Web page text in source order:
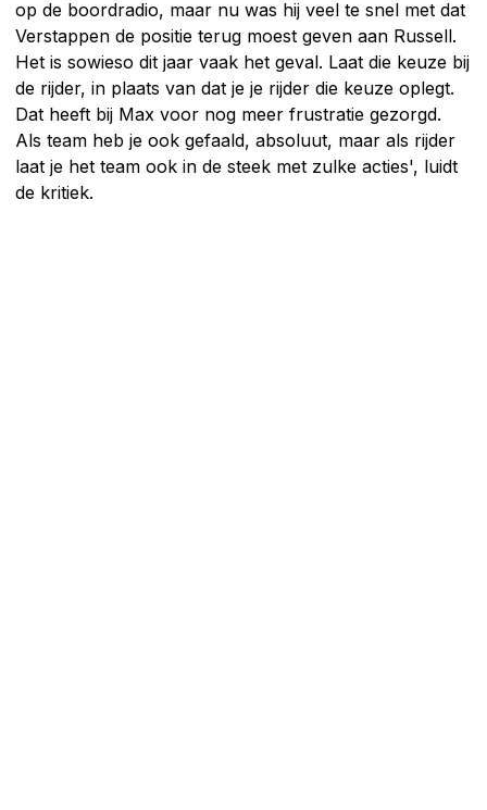
op de boordradio, maar nu was hij veel te snel met dat
Verstappen de positie terug moest geven aan Russell.
Het is sowieso dit jaar vaak het geval. Laat die keuze bij
de rijder, in plaats van dat je je rijder die keuze oplegt.
Dat heeft bij Max voor nog meer frustratie gezorgd.
Als team heb je ook gefaald, absoluut, maar als rijder
laat je het team ook in de steek met zulke acties', luidt
de kritiek.